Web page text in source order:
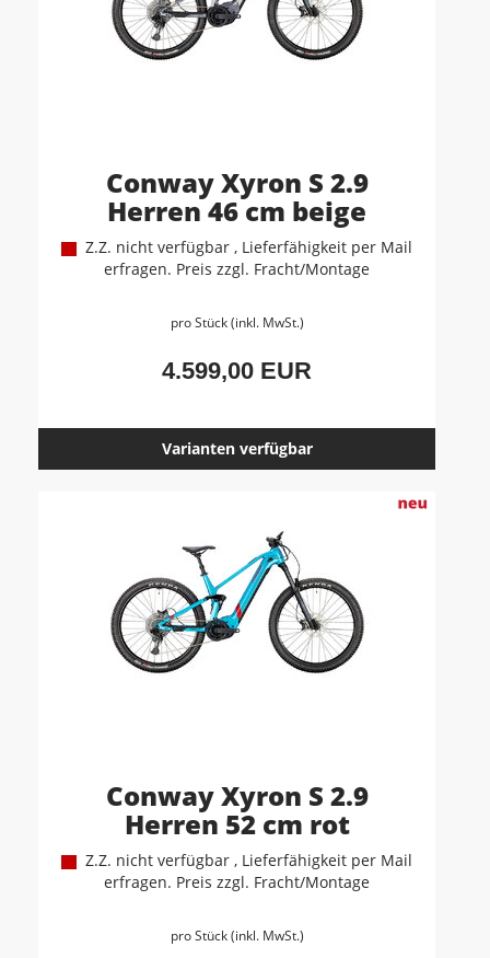
Conway Xyron S 2.9
Herren 46 cm beige
Z.Z. nicht verfügbar , Lieferfähigkeit per Mail
erfragen. Preis zzgl. Fracht/Montage
pro Stück (inkl. MwSt.)
4.599,00 EUR
Varianten verfügbar
Conway Xyron S 2.9
Herren 52 cm rot
Z.Z. nicht verfügbar , Lieferfähigkeit per Mail
erfragen. Preis zzgl. Fracht/Montage
pro Stück (inkl. MwSt.)